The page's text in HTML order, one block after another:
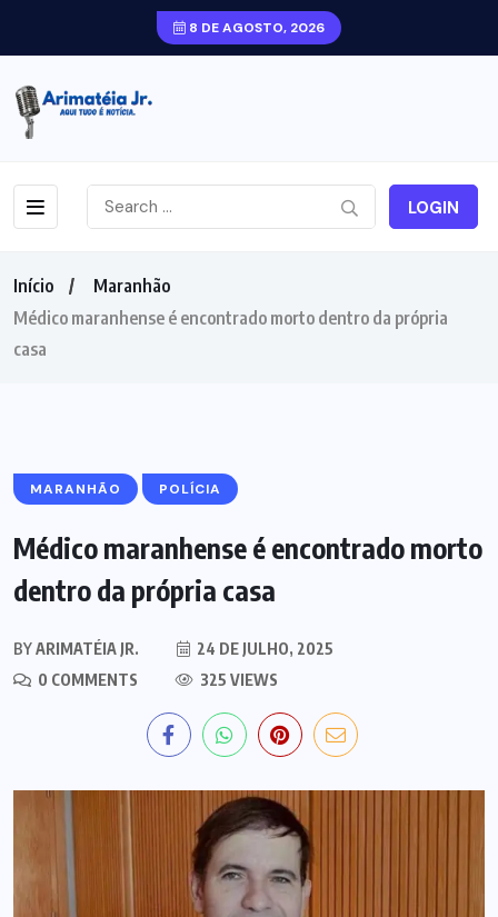
8 DE AGOSTO, 2026
LOGIN
Início
Maranhão
Médico maranhense é encontrado morto dentro da própria
casa
MARANHÃO POLÍCIA
Médico maranhense é encontrado morto
dentro da própria casa
BYARIMATÉIA JR.
24 DE JULHO, 2025
0 COMMENTS
325 VIEWS